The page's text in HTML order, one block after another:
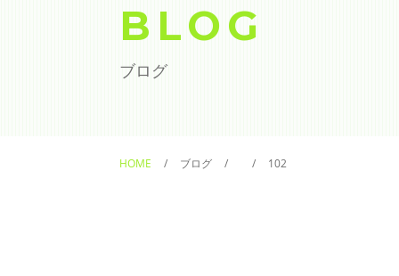
◆ CAD・BIM
BLOG
ブログ
HOME ブログ 102